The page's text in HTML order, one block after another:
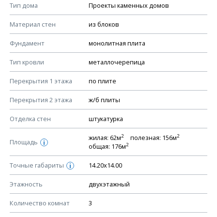
Тип дома Проекты каменных домов
Материал стен из блоков
Фундамент монолитная плита
Тип кровли металлочерепица
Перекрытия 1 этажа по плите
Перекрытия 2 этажа ж/б плиты
Отделка стен штукатурка
Площадь i
жилая: 62м2 полезная: 156м2
общая: 176м2
Точные габариты i 14.20х14.00
Этажность двухэтажный
Количество комнат 3
Смотрите советы по выбору материала в нашем
КОНСТРУКТИВНЫЕ РЕШЕНИЯ (КР)
Ведомость рабочих чертежей основного комплекта КР
План фундамента
Устройство фундамента, спецификация материалов
Планы перекрытий этажей, спецификация элементов
Устройство перекрытий
Устройство стен
Спецификация материалов стен
Схема расположения лаг чердака (если есть)
Схема расположения элементов стропил
Спецификация элементов стропил
Устройство стропильной системы
Узлы устройства кровли